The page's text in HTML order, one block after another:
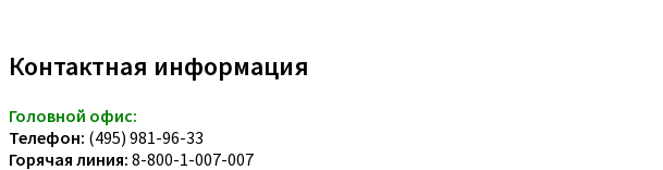
Контактная информация
Головной офис:
Телефон: (495) 981-96-33
Горячая линия: 8-800-1-007-007